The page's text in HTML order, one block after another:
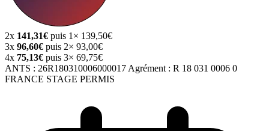
2x 141,31€ puis 1× 139,50€
3x 96,60€ puis 2× 93,00€
4x 75,13€ puis 3× 69,75€
ANTS : 26R180310006000017 Agrément : R 18 031 0006 0
FRANCE STAGE PERMIS